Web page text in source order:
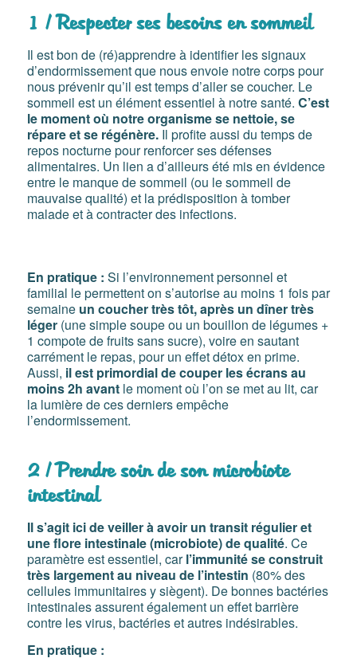
1 / Respecter ses besoins en sommeil
Il est bon de (ré)apprendre à identifier les signaux
d’endormissement que nous envoie notre corps pour
nous prévenir qu’il est temps d’aller se coucher. Le
sommeil est un élément essentiel à notre santé. C’est
le moment où notre organisme se nettoie, se
répare et se régénère. Il profite aussi du temps de
repos nocturne pour renforcer ses défenses
alimentaires. Un lien a d’ailleurs été mis en évidence
entre le manque de sommeil (ou le sommeil de
mauvaise qualité) et la prédisposition à tomber
malade et à contracter des infections.
En pratique : Si l’environnement personnel et
familial le permettent on s’autorise au moins 1 fois par
semaine un coucher très tôt, après un dîner très
léger(une simple soupe ou un bouillon de légumes +
1 compote de fruits sans sucre), voire en sautant
carrément le repas, pour un effet détox en prime.
Aussi, il est primordial de couper les écrans au
moins 2h avant le moment où l’on se met au lit, car
la lumière de ces derniers empêche
l’endormissement.
2 / Prendre soin de son microbiote
intestinal
Il s’agit ici de veiller à avoir un transit régulier et
une flore intestinale (microbiote) de qualité. Ce
paramètre est essentiel, carl’immunité se construit
très largement au niveau de l’intestin (80% des
cellules immunitaires y siègent). De bonnes bactéries
intestinales assurent également un effet barrière
contre les virus, bactéries et autres indésirables.
En pratique :